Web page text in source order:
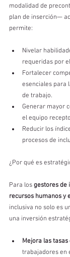
modalidad de
plan de inserción—
permite:
Nivelar
requeridas por
Fortalecer
esenciales para
de trabajo.
Generar mayor
el equipo
Reducir los
procesos de
¿Por qué es
Para los gestores de
recursos humanos y
inclusiva no solo es
una inversión
Mejora las
trabajadores en